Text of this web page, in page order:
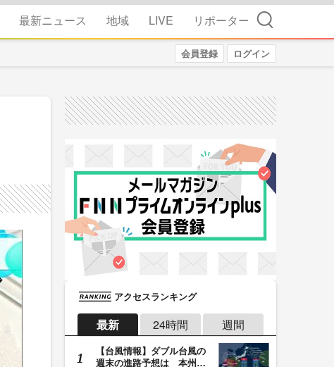
最新ニュース 地域 LIVE リポーター 検索
会員登録 ログイン
アクセスランキング
最新 24時間 週間
【台風情報】ダブル台風の
週末の進路予想は 本州は